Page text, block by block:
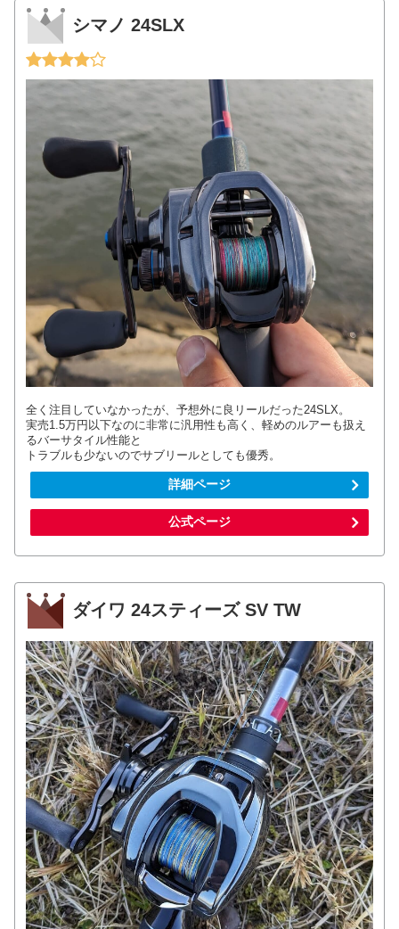
シマノ 24SLX
全く注目していなかったが、予想外に良リールだった24SLX。
実売1.5万円以下なのに非常に汎用性も高く、軽めのルアーも扱え
るバーサタイル性能と
トラブルも少ないのでサブリールとしても優秀。
詳細ページ
公式ページ
ダイワ 24スティーズ SV TW